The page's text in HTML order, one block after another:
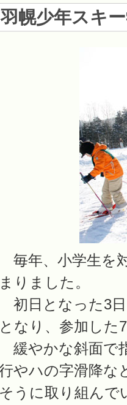
羽幌少年スキ
毎年、小学生を
まりました。
初日となった3
となり、参加した
緩やかな斜面で
やハの字滑降な
そうに取り組んで